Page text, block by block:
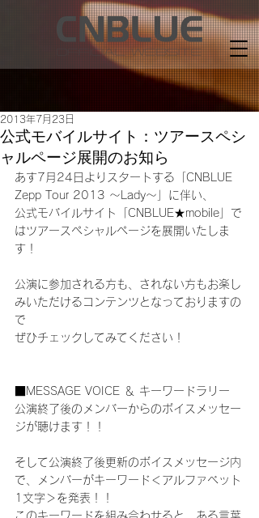
公式モバイルサイト：ツアースペシ
ャルページ展開のお知ら
2013年7月23日
あす7月24日よりスタートする「CNBLUE
Zepp Tour 2013 ～Lady～」に伴い、
公式モバイルサイト「CNBLUE★mobile」で
はツアースペシャルページを展開いたしま
す！
公演に参加される方も、されない方もお楽し
みいただけるコンテンツとなっておりますの
で
ぜひチェックしてみてください！
■MESSAGE VOICE ＆ キーワードラリー
公演終了後のメンバーからのボイスメッセー
ジが聴けます！！
そして公演終了後更新のボイスメッセージ内
で、メンバーがキーワード＜アルファベット
1文字＞を発表！！
このキーワードを組み合わせると、ある言葉